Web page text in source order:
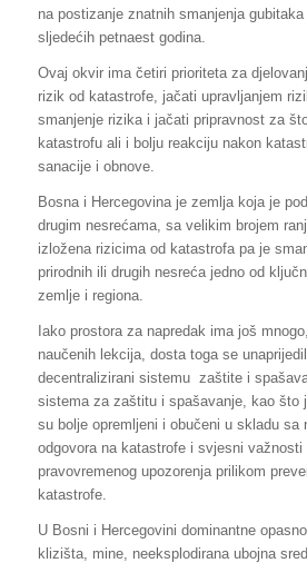
na postizanje znatnih smanjenja
sljedećih petnaest godina.
Ovaj okvir ima četiri prioriteta za
rizik od katastrofe, jačati upravljanjem
smanjenje rizika i jačati pripravnost za
katastrofu ali i bolju reakciju nakon
sanacije i obnove.
Bosna i Hercegovina je zemlja koja je
drugim nesrećama, sa velikim brojem
izložena rizicima od katastrofa pa je
prirodnih ili drugih nesreća jedno od
zemlje i regiona.
Iako prostora za napredak ima još
naučenih lekcija, dosta toga se
decentralizirani sistemu zaštite i
sistema za zaštitu i spašavanje, kao što
su bolje opremljeni i obučeni u skladu sa
odgovora na katastrofe i svjesni važnosti
pravovremenog upozorenja prilikom
katastrofe.
U Bosni i Hercegovini dominantne
klizišta, mine, neeksplodirana ubojna